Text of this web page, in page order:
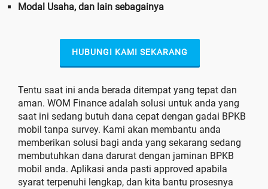
Modal Usaha, dan lain sebagainya
HUBUNGI KAMI SEKARANG
Tentu saat ini anda berada ditempat yang tepat dan
aman. WOM Finance adalah solusi untuk anda yang
saat ini sedang butuh dana cepat dengan gadai BPKB
mobil tanpa survey. Kami akan membantu anda
memberikan solusi bagi anda yang sekarang sedang
membutuhkan dana darurat dengan jaminan BPKB
mobil anda. Aplikasi anda pasti approved apabila
syarat terpenuhi lengkap, dan kita bantu prosesnya